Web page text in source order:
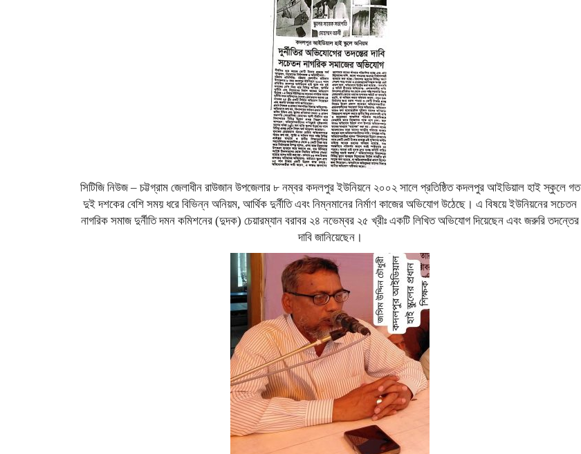
সিটিজি নিউজ – চট্টগ্রাম জেলাধীন রাউজান উপজেলার ৮ নম্বর কদলপুর ইউনিয়নে ২০০২ সালে প্রতিষ্ঠিত কদলপুর আইডিয়াল হাই স্কুলে গত
দুই দশকের বেশি সময় ধরে বিভিন্ন অনিয়ম, আর্থিক দুর্নীতি এবং নিম্নমানের নির্মাণ কাজের অভিযোগ উঠেছে। এ বিষয়ে ইউনিয়নের সচেতন
নাগরিক সমাজ দুর্নীতি দমন কমিশনের (দুদক) চেয়ারম্যান বরাবর ২৪ নভেম্বর ২৫ খ্রীঃ একটি লিখিত অভিযোগ দিয়েছেন এবং জরুরি তদন্তের
দাবি জানিয়েছেন।